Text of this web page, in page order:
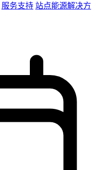
服务支持 站点能源解决方